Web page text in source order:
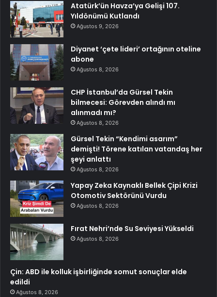
Atatürk’ün Havza’ya Gelişi 107.
Yıldönümü Kutlandı
Ağustos 9, 2026
Diyanet ‘çete lideri’ ortağının oteline
abone
Ağustos 8, 2026
CHP İstanbul’da Gürsel Tekin
bilmecesi: Görevden alındı mı
alınmadı mı?
Ağustos 8, 2026
Gürsel Tekin “Kendimi asarım”
demişti! Törene katılan vatandaş her
şeyi anlattı
Ağustos 8, 2026
Yapay Zeka Kaynaklı Bellek Çipi Krizi
Otomotiv Sektörünü Vurdu
Ağustos 8, 2026
Fırat Nehri’nde Su Seviyesi Yükseldi
Ağustos 8, 2026
Çin: ABD ile kolluk işbirliğinde somut sonuçlar elde
edildi
Ağustos 8, 2026